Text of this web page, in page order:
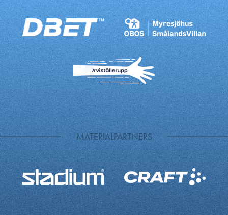
MATERIALPARTNERS